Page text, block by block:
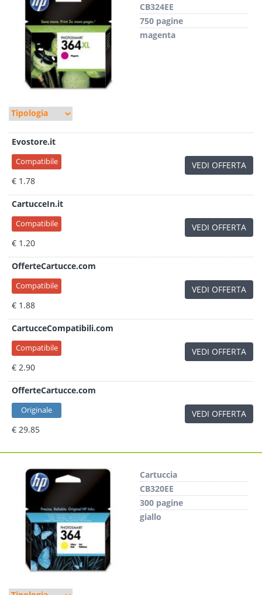
CB324EE
750 pagine
magenta
Evostore.it
Compatibile
€ 1.78
VEDI OFFERTA
CartucceIn.it
Compatibile
€ 1.20
VEDI OFFERTA
OfferteCartucce.com
Compatibile
€ 1.88
VEDI OFFERTA
CartucceCompatibili.com
Compatibile
€ 2.90
VEDI OFFERTA
OfferteCartucce.com
Originale
€ 29.85
VEDI OFFERTA
Cartuccia
CB320EE
300 pagine
giallo